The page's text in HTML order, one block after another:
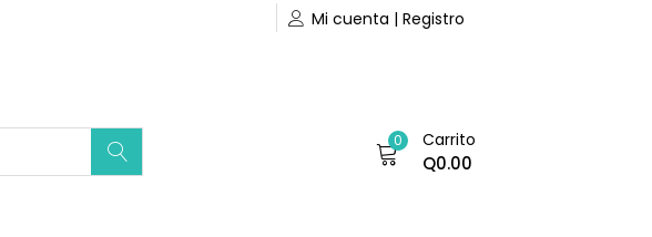
Mi cuenta | Registro
0 Carrito
Q0.00